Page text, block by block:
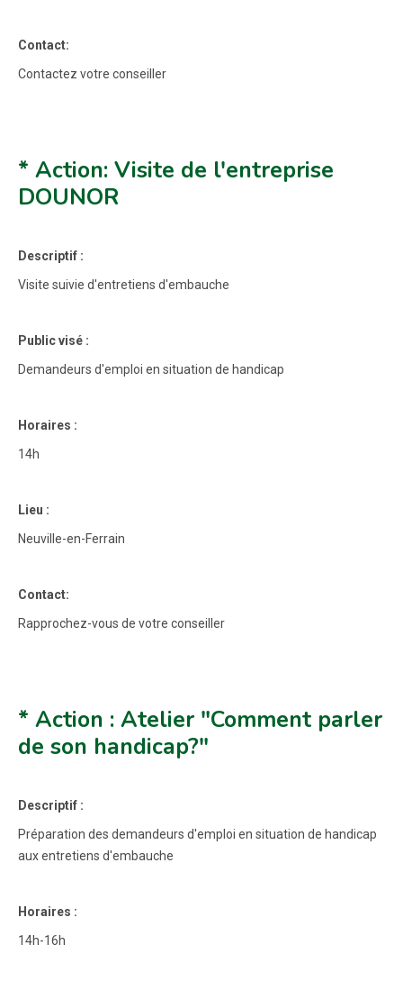
Contact:
Contactez votre conseiller
* Action: Visite de l'entreprise
DOUNOR
Descriptif :
Visite suivie d'entretiens d'embauche
Public visé :
Demandeurs d'emploi en situation de handicap
Horaires :
14h
Lieu :
Neuville-en-Ferrain
Contact:
Rapprochez-vous de votre conseiller
* Action : Atelier "Comment parler
de son handicap?"
Descriptif :
Préparation des demandeurs d'emploi en situation de handicap
aux entretiens d'embauche
Horaires :
14h-16h